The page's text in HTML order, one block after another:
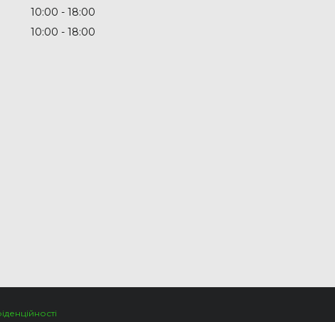
10:00
18:00
10:00 18:00